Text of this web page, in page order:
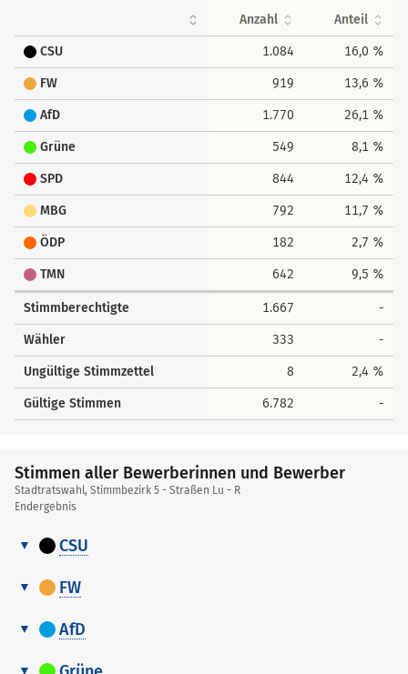
Anzahl Anteil
CSU 1.084 16,0 %
FW 919 13,6 %
AfD 1.770 26,1 %
Grüne 549 8,1 %
SPD 844 12,4 %
MBG 792 11,7 %
ÖDP 182 2,7 %
TMN 642 9,5 %
Stimmberechtigte 1.667 -
Wähler 333 -
Ungültige Stimmzettel 8 2,4 %
Gültige Stimmen 6.782 -
Stimmen aller Bewerberinnen und Bewerber
Stadtratswahl, Stimmbezirk 5 - Straßen Lu - R
Endergebnis
CSU
aller
Bewerberinnen
und
Bewerber
Nr.
2 Steber Claudia
FW
aller
Bewerberinnen
und
Nr.
AfD
allerNr.